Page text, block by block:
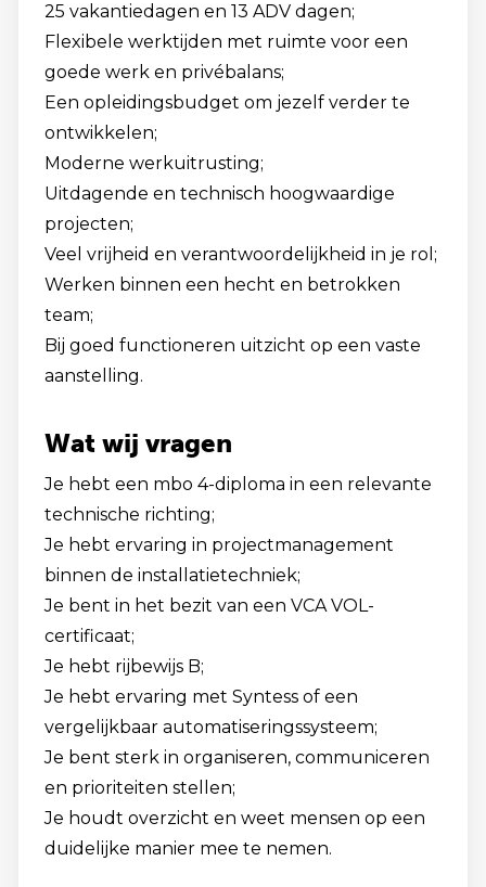
25 vakantiedagen en 13 ADV dagen;
Flexibele werktijden met ruimte voor een
goede werk en privébalans;
Een opleidingsbudget om jezelf verder te
ontwikkelen;
Moderne werkuitrusting;
Uitdagende en technisch hoogwaardige
projecten;
Veel vrijheid en verantwoordelijkheid in je rol;
Werken binnen een hecht en betrokken
team;
Bij goed functioneren uitzicht op een vaste
aanstelling.
Wat wij vragen
Je hebt een mbo 4-diploma in een relevante
technische richting;
Je hebt ervaring in projectmanagement
binnen de installatietechniek;
Je bent in het bezit van een VCA VOL-
certificaat;
Je hebt rijbewijs B;
Je hebt ervaring met Syntess of een
vergelijkbaar automatiseringssysteem;
Je bent sterk in organiseren, communiceren
en prioriteiten stellen;
Je houdt overzicht en weet mensen op een
duidelijke manier mee te nemen.